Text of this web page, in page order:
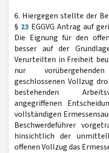
6. Hiergegen stellte der
§ 23 EGGVG Antrag auf
Die Eignung für den
besser auf der
Verurteilten in Freiheit
nur
geschlossenen Vollzug
bestehenden
angegriffenen
vollständigen
Beschwerdeführer
hinsichtlich der
offenen Vollzug das